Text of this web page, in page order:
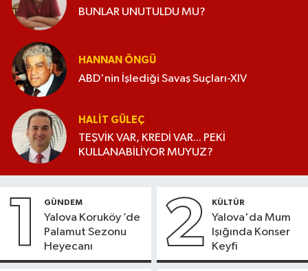
BUNLAR UNUTULDU MU?
HANNAN ÖNGÜ
ABD'nin İşlediği Savaş Suçları-XIV
HALIT GÜLEÇ
TEŞVİK VAR, KREDİ VAR... PEKİ
KULLANABİLİYOR MUYUZ?
1 GÜNDEM
Yalova Koruköy ’de
Palamut Sezonu
Heyecanı
2 KÜLTÜR
Yalova'da Mum
Işığında Konser
Keyfi